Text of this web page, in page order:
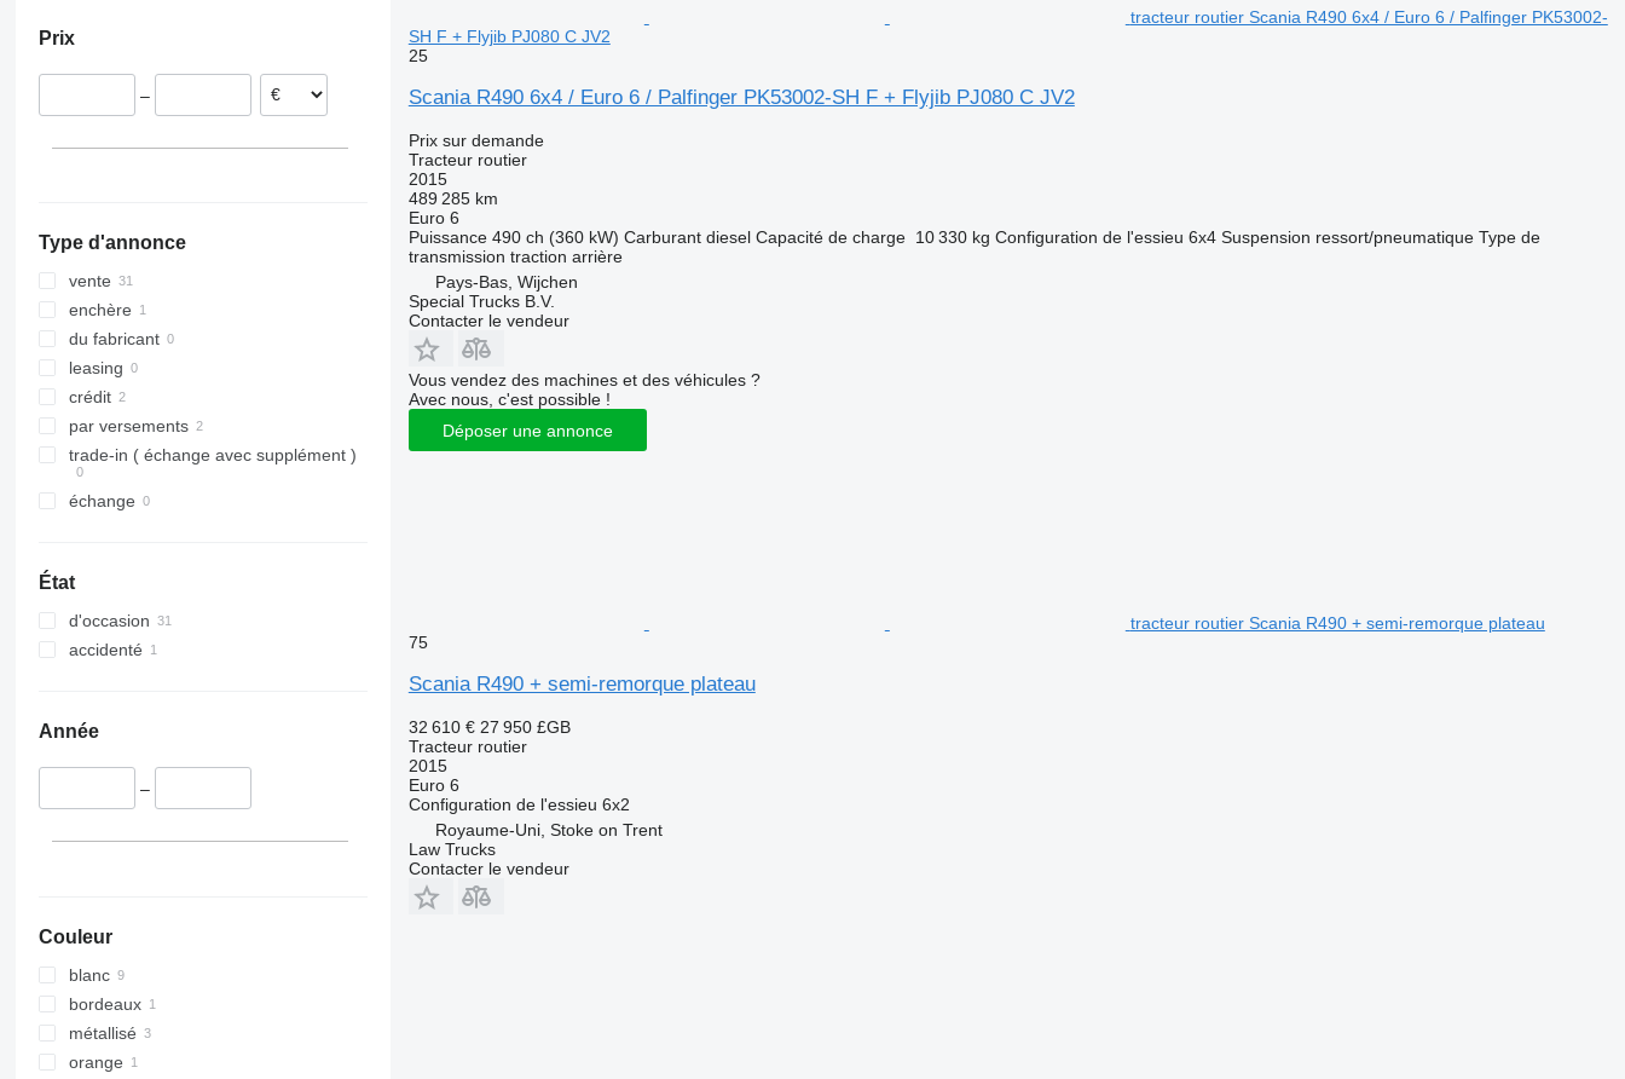
R490
R580
R590
R620
R650
R660
R730
République tchèque
Pologne
Prix
–
Type d'annonce
vente
enchère
du fabricant
leasing
crédit
par versements
trade-in ( échange avec supplément )
échange
État
d'occasion
accidenté
Année
–
Couleur
blanc
bordeaux
métallisé
orange
tracteur routier Scania R490 6x4 / Euro 6 / Palfinger PK53002-
SH F + Flyjib PJ080 C JV2
25
Scania R490 6x4 / Euro 6 / Palfinger PK53002-SH F + Flyjib PJ080 C JV2
Prix sur demande
Tracteur routier
2015
489 285 km
Euro 6
Puissance 490 ch (360 kW) Carburant diesel Capacité de charge 10 330 kg Configuration de l'essieu 6x4 Suspension ressort/pneumatique Type de
transmission traction arrière
Pays-Bas, Wijchen
Special Trucks B.V.
Contacter le vendeur
Vous vendez des machines et des véhicules ?
Avec nous, c'est possible !
Déposer une annonce
tracteur routier Scania R490 + semi-remorque plateau
75
Scania R490 + semi-remorque plateau
32 610 € 27 950 £GB
Tracteur routier
2015
Euro 6
Configuration de l'essieu 6x2
Royaume-Uni, Stoke on Trent
Law Trucks
Contacter le vendeur